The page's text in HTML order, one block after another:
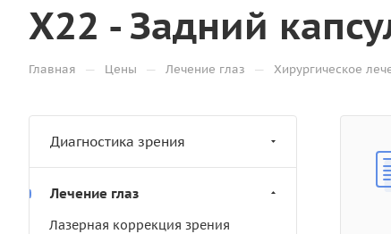
Х22 - Задний
Главная — Цены — Лечение глаз — Хирургическое
Диагностика зрения
Лечение глаз
Лазерная коррекция зрения